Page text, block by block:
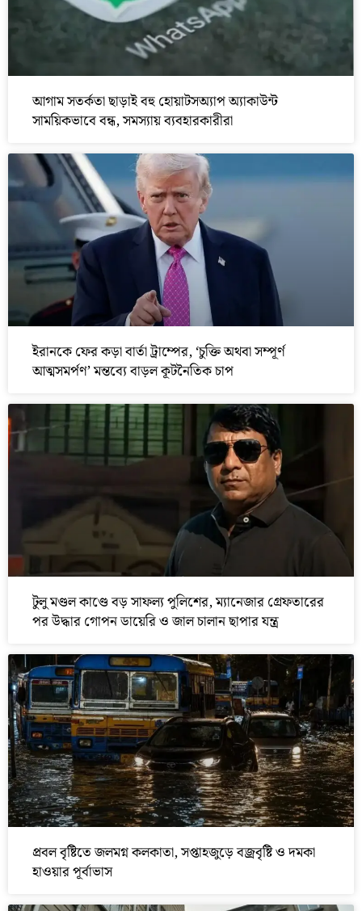
আগাম সতর্কতা ছাড়াই বহু হোয়াটসঅ্যাপ অ্যাকাউন্ট
সাময়িকভাবে বন্ধ, সমস্যায় ব্যবহারকারীরা
ইরানকে ফের কড়া বার্তা ট্রাম্পের, ‘চুক্তি অথবা সম্পূর্ণ
আত্মসমর্পণ’ মন্তব্যে বাড়ল কূটনৈতিক চাপ
টুলু মণ্ডল কাণ্ডে বড় সাফল্য পুলিশের, ম্যানেজার গ্রেফতারের
পর উদ্ধার গোপন ডায়েরি ও জাল চালান ছাপার যন্ত্র
প্রবল বৃষ্টিতে জলমগ্ন কলকাতা, সপ্তাহজুড়ে বজ্রবৃষ্টি ও দমকা
হাওয়ার পূর্বাভাস